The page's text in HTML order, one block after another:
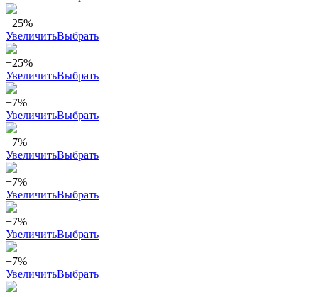
+25%
УвеличитьВыбрать
+25%
УвеличитьВыбрать
+7%
УвеличитьВыбрать
+7%
УвеличитьВыбрать
+7%
УвеличитьВыбрать
+7%
УвеличитьВыбрать
+7%
УвеличитьВыбрать